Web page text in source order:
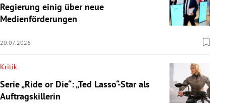
Regierung einig über neue
Medienförderungen
20.07.2026
Kritik
Serie „Ride or Die“: „Ted Lasso“-Star als
Auftragskillerin